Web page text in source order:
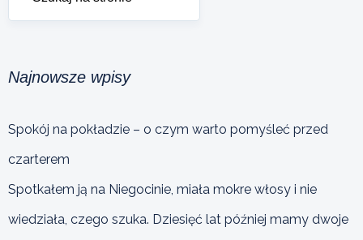
Najnowsze wpisy
Spokój na pokładzie – o czym warto pomyśleć przed
czarterem
Spotkałem ją na Niegocinie, miała mokre włosy i nie
wiedziała, czego szuka. Dziesięć lat później mamy dwoje